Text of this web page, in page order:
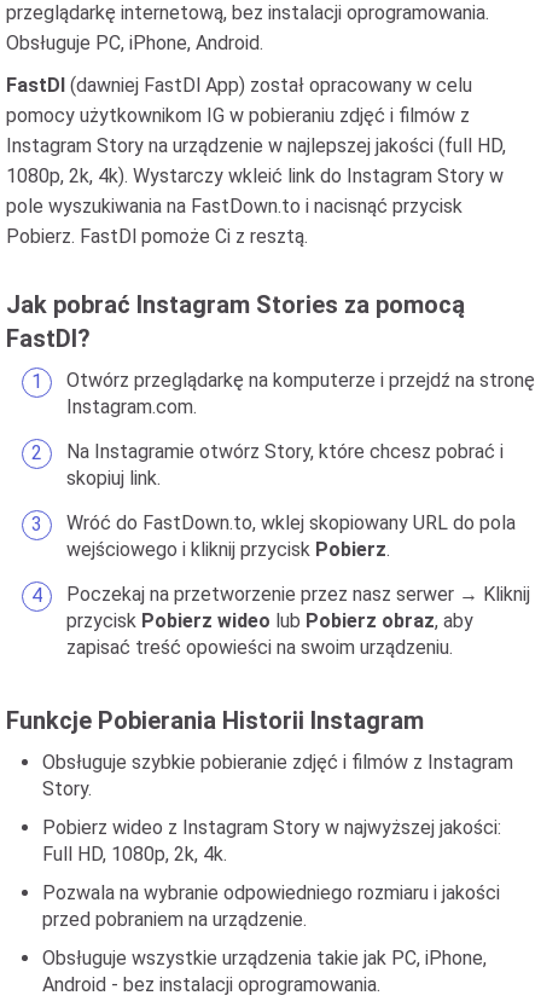
przeglądarkę internetową, bez instalacji oprogramowania.
Obsługuje PC, iPhone, Android.
FastDl (dawniej FastDl App) został opracowany w celu
pomocy użytkownikom IG w pobieraniu zdjęć i filmów z
Instagram Story na urządzenie w najlepszej jakości (full HD,
1080p, 2k, 4k). Wystarczy wkleić link do Instagram Story w
pole wyszukiwania na FastDown.to i nacisnąć przycisk
Pobierz. FastDl pomoże Ci z resztą.
Jak pobrać Instagram Stories za pomocą
FastDl?
Otwórz przeglądarkę na komputerze i przejdź na stronę
Instagram.com.
Na Instagramie otwórz Story, które chcesz pobrać i
skopiuj link.
Wróć do FastDown.to, wklej skopiowany URL do pola
wejściowego i kliknij przycisk Pobierz.
Poczekaj na przetworzenie przez nasz serwer → Kliknij
przycisk Pobierz wideo lub Pobierz obraz, aby
zapisać treść opowieści na swoim urządzeniu.
Funkcje Pobierania Historii Instagram
Obsługuje szybkie pobieranie zdjęć i filmów z Instagram
Story.
Pobierz wideo z Instagram Story w najwyższej jakości:
Full HD, 1080p, 2k, 4k.
Pozwala na wybranie odpowiedniego rozmiaru i jakości
przed pobraniem na urządzenie.
Obsługuje wszystkie urządzenia takie jak PC, iPhone,
Android - bez instalacji oprogramowania.